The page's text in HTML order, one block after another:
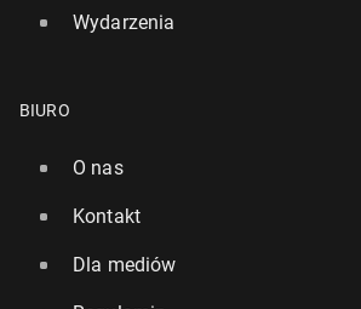
Wydarzenia
BIURO
O nas
Kontakt
Dla mediów